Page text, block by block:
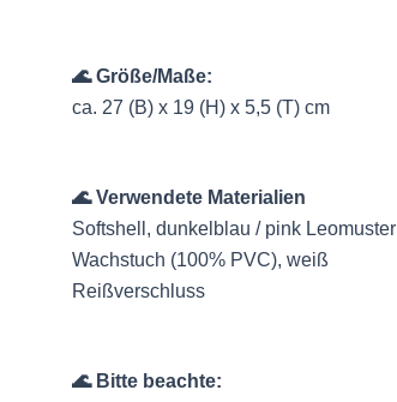
🌊 Größe/Maße:
ca. 27 (B) x 19 (H) x 5,5 (T) cm
🌊 Verwendete Materialien
Softshell, dunkelblau / pink Leomuster
Wachstuch (100% PVC), weiß
Reißverschluss
🌊 Bitte beachte: